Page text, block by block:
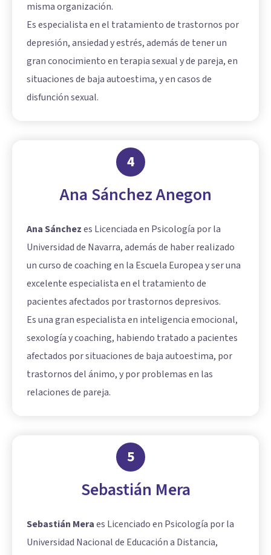
misma organización.
Es especialista en el tratamiento de trastornos por
depresión, ansiedad y estrés, además de tener un
gran conocimiento en terapia sexual y de pareja, en
situaciones de baja autoestima, y en casos de
disfunción sexual.
4
Ana Sánchez Anegon
Ana Sánchezes Licenciada en Psicología por la
Universidad de Navarra, además de haber realizado
un curso de coaching en la Escuela Europea y ser una
excelente especialista en el tratamiento de
pacientes afectados por trastornos depresivos.
Es una gran especialista en inteligencia emocional,
sexología y coaching, habiendo tratado a pacientes
afectados por situaciones de baja autoestima, por
trastornos del ánimo, y por problemas en las
relaciones de pareja.
5
Sebastián Mera
Sebastián Meraes Licenciado en Psicología por la
Universidad Nacional de Educación a Distancia,